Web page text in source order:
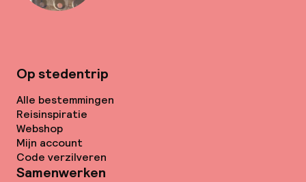
Op stedentrip
Alle bestemmingen
Reisinspiratie
Webshop
Mijn account
Code verzilveren
Samenwerken